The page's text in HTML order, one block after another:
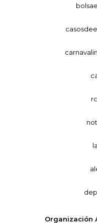
Organización